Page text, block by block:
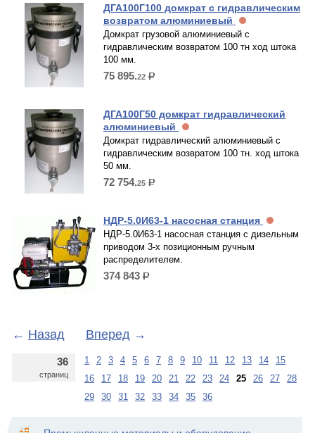
ДГА100Г100 домкрат с гидравлическим
возвратом алюминиевый
Домкрат грузовой алюминиевый с
гидравлическим возвратом 100 тн ход штока
100 мм.
75 895.22 р.
ДГА100Г50 домкрат гидравлический
алюминиевый
Домкрат гидравлический алюминиевый с
гидравлическим возвратом 100 тн. ход штока
50 мм.
72 754.25 р.
НДР-5.0И63-1 насосная станция
НДР-5.0И63-1 насосная станция с дизельным
приводом 3-х позиционным ручным
распределителем.
374 843 р.
← Назад Вперед →
36
страниц
1 2 3 4 5 6 7 8 9 10 11 12 13 14
15
16
17 18 19 20 21 22 23 24 25 26 27
28
29
30 31 32 33 34 35 36